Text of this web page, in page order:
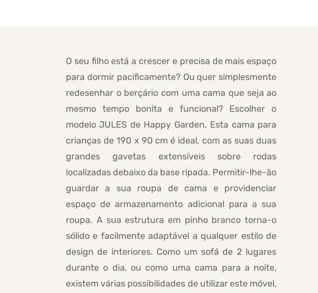
O seu filho está a crescer e precisa de mais espaço
para dormir pacificamente? Ou quer simplesmente
redesenhar o berçário com uma cama que seja ao
mesmo tempo bonita e funcional? Escolher o
modelo JULES de Happy Garden. Esta cama para
crianças de 190 x 90 cm é ideal, com as suas duas
grandes gavetas extensíveis sobre rodas
localizadas debaixo da base ripada. Permitir-lhe-ão
guardar a sua roupa de cama e providenciar
espaço de armazenamento adicional para a sua
roupa. A sua estrutura em pinho branco torna-o
sólido e facilmente adaptável a qualquer estilo de
design de interiores. Como um sofá de 2 lugares
durante o dia, ou como uma cama para a noite,
existem várias possibilidades de utilizar este móvel,